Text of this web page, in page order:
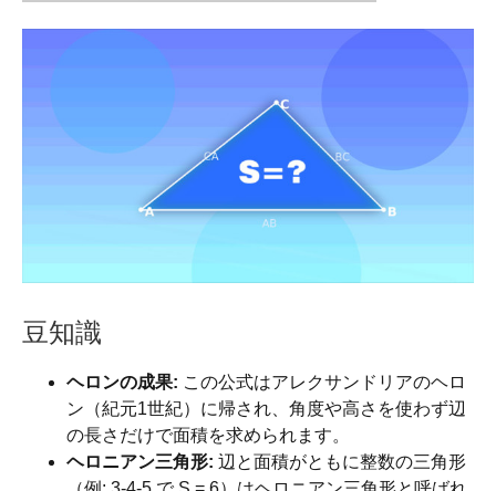
豆知識
ヘロンの成果: この公式はアレクサンドリアのヘロ
ン（紀元1世紀）に帰され、角度や高さを使わず辺
の長さだけで面積を求められます。
ヘロニアン三角形: 辺と面積がともに整数の三角形